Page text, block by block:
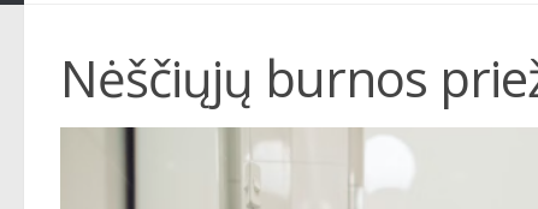
Nėščiųjų burnos